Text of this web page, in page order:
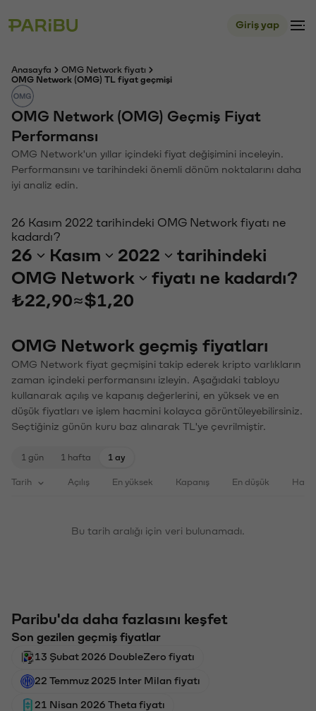
Giriş yap
Anasayfa
OMG Network fiyatı
OMG Network (OMG) TL fiyat geçmişi
OMG Network (OMG) Geçmiş Fiyat
Performansı
OMG Network'un yıllar içindeki fiyat değişimini inceleyin.
Performansını ve tarihindeki önemli dönüm noktalarını daha
iyi analiz edin.
26 Kasım 2022 tarihindeki OMG Network fiyatı ne
kadardı?
26 Kasım 2022
tarihindeki
OMG Network
fiyatı ne kadardı?
₺22,90≈$1,20
OMG Network geçmiş fiyatları
OMG Network fiyat geçmişini takip ederek kripto varlıkların
zaman içindeki performansını izleyin. Aşağıdaki tabloyu
kullanarak açılış ve kapanış değerlerini, en yüksek ve en
düşük fiyatları ve işlem hacmini kolayca görüntüleyebilirsiniz.
Seçtiğiniz günün kuru baz alınarak TL'ye çevrilmiştir.
1 gün 1 hafta 1 ay
Tarih Açılış En yüksek Kapanış En düşük
Bu tarih aralığı için veri bulunamadı.
Paribu'da daha fazlasını keşfet
Son gezilen geçmiş fiyatlar
13 Şubat 2026 DoubleZero fiyatı
22 Temmuz 2025 Inter Milan fiyatı
21 Nisan 2026 Theta fiyatı